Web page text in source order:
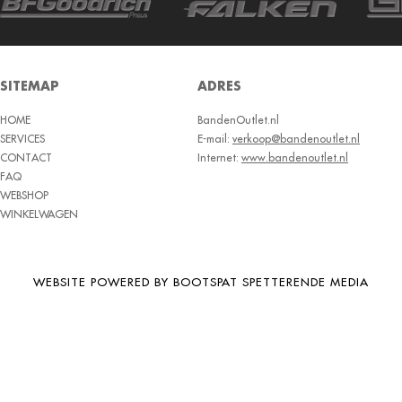
BRIDGESTONE
BRIWAY
CHAOYANG
CHENG SHIN
COMPASS
SITEMAP
HOME
SERVICES
CONTACT
FAQ
WEBSHOP
WINKELWAGEN
ADRES
BandenOutlet.nl
E-mail: verkoop@bandenoutlet.nl
Internet: www.bandenoutlet.nl
WEBSITE POWERED BY BOOTSPAT SPETTERENDE MEDIA